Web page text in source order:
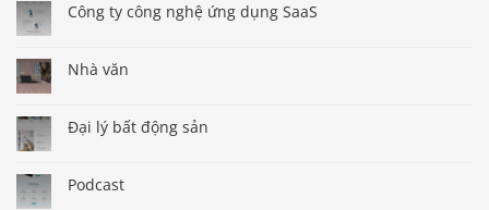
Công ty công nghệ ứng dụng SaaS
Nhà văn
Đại lý bất động sản
Podcast